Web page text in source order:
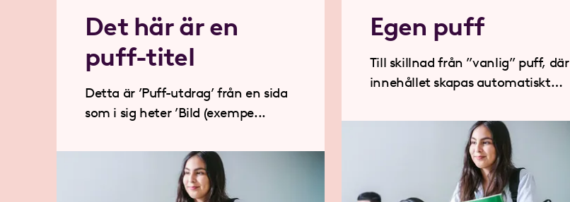
Det här är en
puff-titel
Detta är ’Puff-utdrag’ från en sida
som i sig heter ’Bild (exempe...
Egen puff
Till skillnad från ”vanlig” puff, där
innehållet skapas automatiskt
styr jag här puffens innehåll från
just den här sidan.